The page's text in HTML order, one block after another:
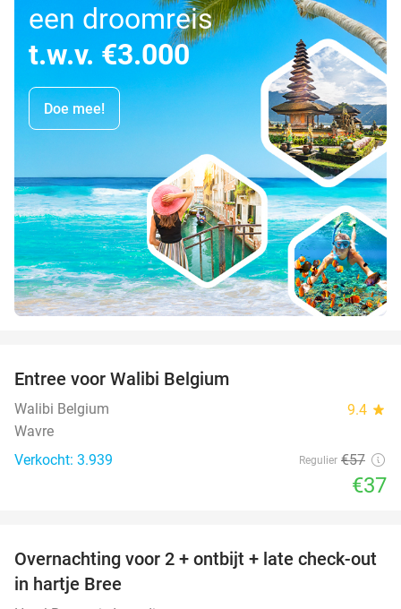
een droomreis
t.w.v. €3.000
Doe mee!
Entree voor Walibi Belgium
Walibi Belgium 9.4 star
Wavre
Verkocht: 3.939
Regulier €57
€37
41%
TODAY
Overnachting voor 2 + ontbijt + late check-out
in hartje Bree